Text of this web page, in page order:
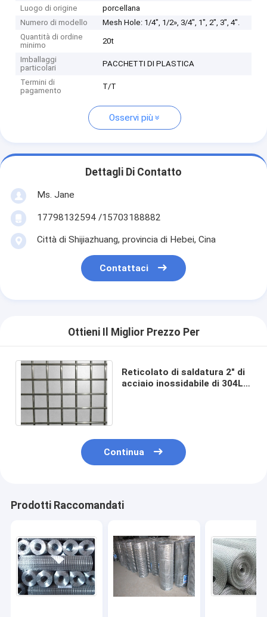
Luogo di origine
porcellana
Numero di modello
Mesh Hole: 1/4", 1/2», 3/4", 1", 2", 3", 4".
Quantità di ordine
minimo
20t
Imballaggi
particolari
PACCHETTI DI PLASTICA
Termini di
pagamento
T/T
Osservi più
Dettagli Di Contatto
Ms. Jane
17798132594 /15703188882
Città di Shijiazhuang, provincia di Hebei, Cina
Contattaci
Ottieni Il Miglior Prezzo Per
Reticolato di saldatura 2" di
acciaio inossidabile di 304L
Continua
Prodotti Raccomandati